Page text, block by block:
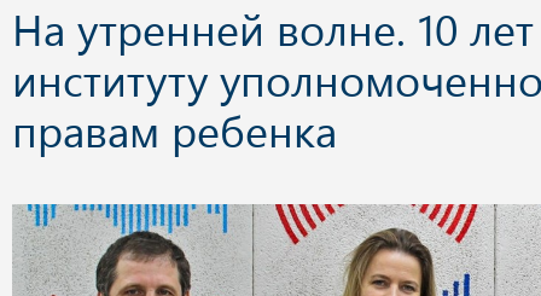
На утренней волне. 10 лет
институту
правам ребенка